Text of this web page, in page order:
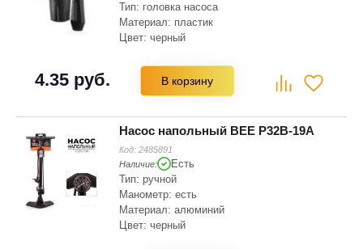
Тип: головка насоса
Материал: пластик
Цвет: черный
4.35 руб. В корзину
Насос напольный BEE P32B-19A
Код: 2485891
Наличие:
Есть
Тип: ручной
Манометр: есть
Материал: алюминий
Цвет: черный